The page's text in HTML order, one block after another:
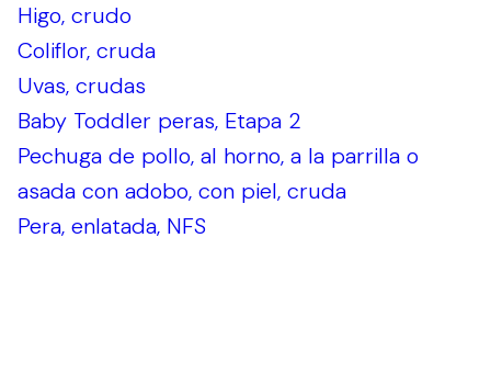
Higo, crudo
Coliflor, cruda
Uvas, crudas
Baby Toddler peras, Etapa 2
Pechuga de pollo, al horno, a la parrilla o
asada con adobo, con piel, cruda
Pera, enlatada, NFS